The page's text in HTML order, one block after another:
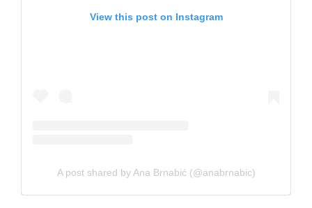
View this post on Instagram
A post shared by Ana Brnabić (@anabrnabic)